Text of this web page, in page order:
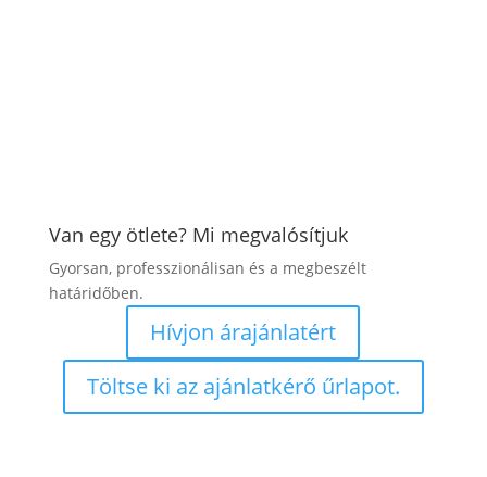
Van egy ötlete? Mi megvalósítjuk
Gyorsan, professzionálisan és a megbeszélt
határidőben.
Hívjon árajánlatért
Töltse ki az ajánlatkérő űrlapot.